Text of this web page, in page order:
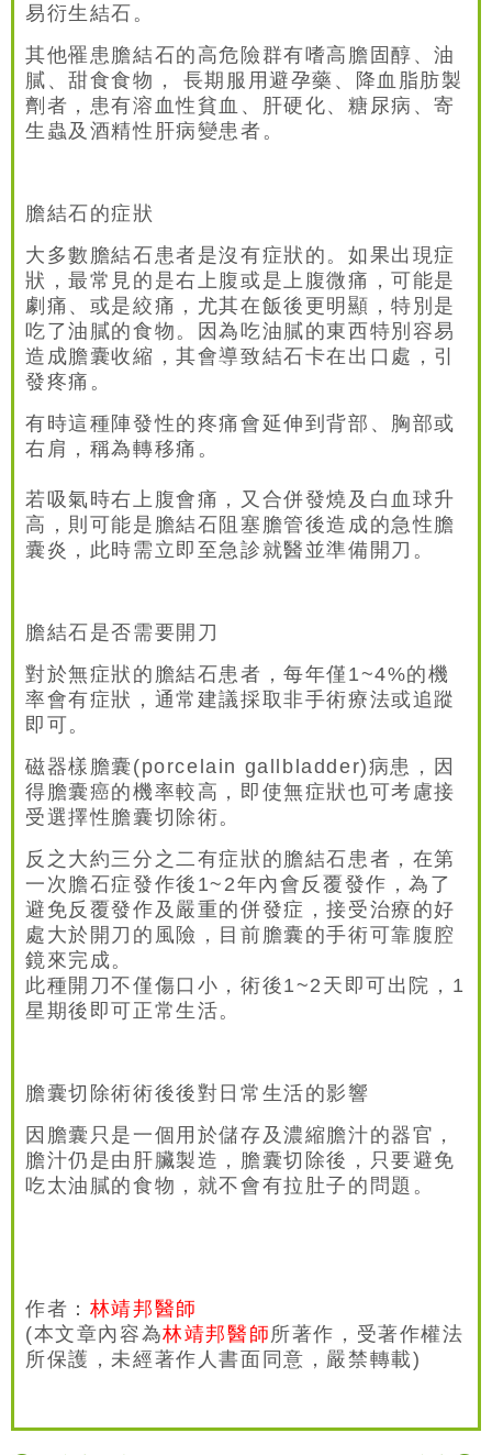
易衍生結石。
其他罹患膽結石的高危險群有嗜高膽固醇、油
膩、甜食食物， 長期服用避孕藥、降血脂肪製
劑者，患有溶血性貧血、肝硬化、糖尿病、寄
生蟲及酒精性肝病變患者。
膽結石的症狀
大多數膽結石患者是沒有症狀的。如果出現症
狀，最常見的是右上腹或是上腹微痛，可能是
劇痛、或是絞痛，尤其在飯後更明顯，特別是
吃了油膩的食物。因為吃油膩的東西特別容易
造成膽囊收縮，其會導致結石卡在出口處，引
發疼痛。
有時這種陣發性的疼痛會延伸到背部、胸部或
右肩，稱為轉移痛。
若吸氣時右上腹會痛，又合併發燒及白血球升
高，則可能是膽結石阻塞膽管後造成的急性膽
囊炎，此時需立即至急診就醫並準備開刀。
膽結石是否需要開刀
對於無症狀的膽結石患者，每年僅1~4%的機
率會有症狀，通常建議採取非手術療法或追蹤
即可。
磁器樣膽囊(porcelain gallbladder)病患，因
得膽囊癌的機率較高，即使無症狀也可考慮接
受選擇性膽囊切除術。
反之大約三分之二有症狀的膽結石患者，在第
一次膽石症發作後1~2年內會反覆發作，為了
避免反覆發作及嚴重的併發症，接受治療的好
處大於開刀的風險，目前膽囊的手術可靠腹腔
鏡來完成。
此種開刀不僅傷口小，術後1~2天即可出院，1
星期後即可正常生活。
膽囊切除術術後後對日常生活的影響
因膽囊只是一個用於儲存及濃縮膽汁的器官，
膽汁仍是由肝臟製造，膽囊切除後，只要避免
吃太油膩的食物，就不會有拉肚子的問題。
作者： 林靖邦醫師
(本文章內容為林靖邦醫師所著作，受著作權法
所保護，未經著作人書面同意，嚴禁轉載)